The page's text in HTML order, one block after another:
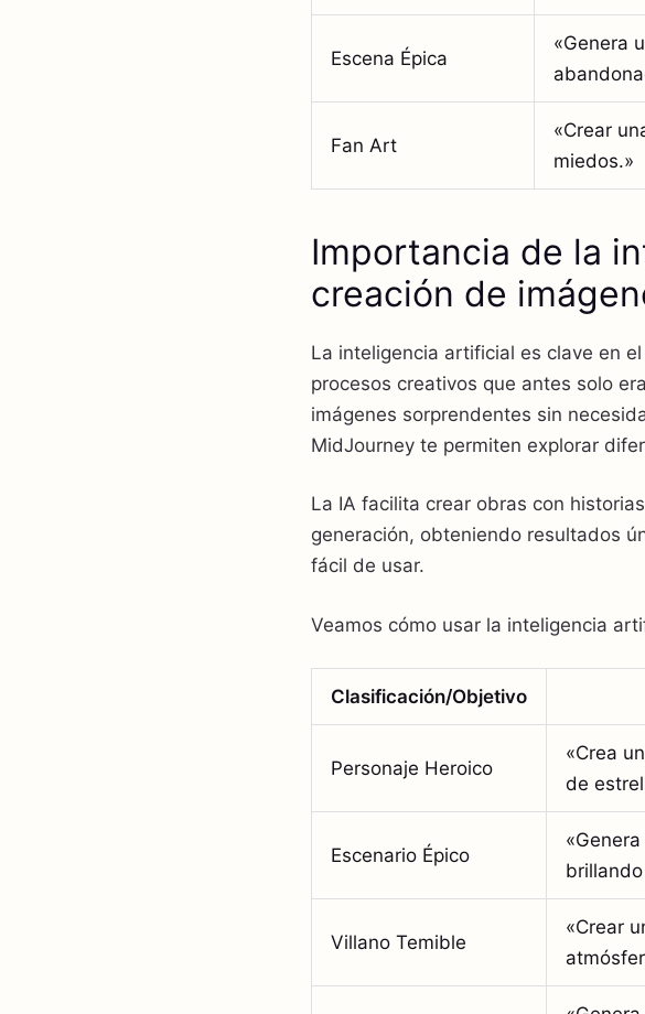
Escena Épica
«Genera
Fan Art
«Crear
miedos.»
Importancia de la
creación de
La inteligencia artificial es clave en
procesos creativos que antes solo
imágenes sorprendentes sin
MidJourney te permiten explorar
La IA facilita crear obras con
generación, obteniendo resultados
fácil de usar.
Veamos cómo usar la inteligencia
Clasificación/Objetivo
Personaje Heroico
«Crea
de
Escenario Épico
Villano Temible
«Crear